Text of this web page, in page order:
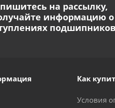
на рассылку,
информацию
Как
Условия